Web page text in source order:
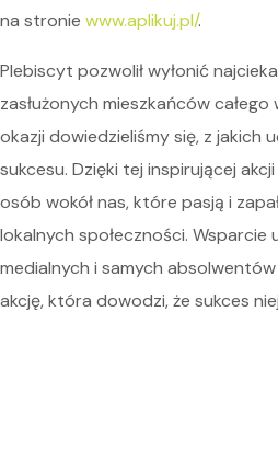
na stronie www.aplikuj.pl/.
Plebiscyt pozwolił wyłonić
zasłużonych mieszkańców
okazji dowiedzieliśmy się, z jakich
sukcesu. Dzięki tej inspirującej
osób wokół nas, które pasją i
lokalnych społeczności. Wsparcie
medialnych i samych
akcję, która dowodzi, że sukces